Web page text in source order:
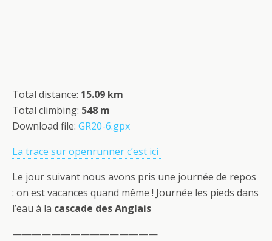
Total distance: 15.09 km
Total climbing: 548 m
Download file: GR20-6.gpx
La trace sur openrunner c’est ici
Le jour suivant nous avons pris une journée de repos
: on est vacances quand même ! Journée les pieds dans
l’eau à la cascade des Anglais
———————————————